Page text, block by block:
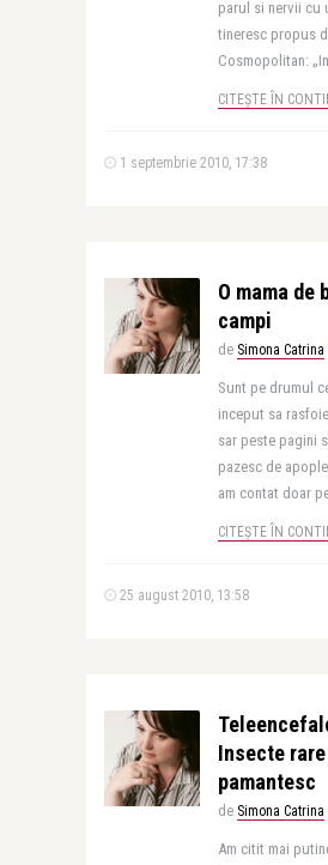
parul si nervii cu
tineresc propus
Cosmopolitan:
CITEȘTE ÎN
1 septembrie 2010, 17:38
O mama de
campi
de Simona Catrina
Sunt pe drumul
inceput sa
sar peste pagini
pazesc de
am contat doar
CITEȘTE ÎN
25 august 2010, 13:58
Insecte rare
pamantesc
de Simona Catrina
Am citit mai